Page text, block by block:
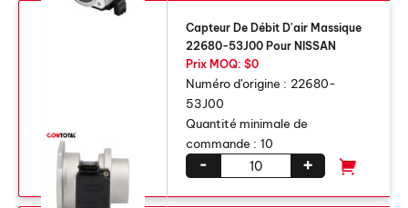
Capteur De Débit D'air Massique
22680-53J00 Pour NISSAN
Prix ​​MOQ: $0
Numéro d'origine : 22680-
53J00
Quantité minimale de
commande : 10
+
-